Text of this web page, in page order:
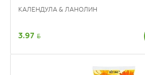
КАЛЕНДУЛА & ЛАНОЛИН
3.97 BYN